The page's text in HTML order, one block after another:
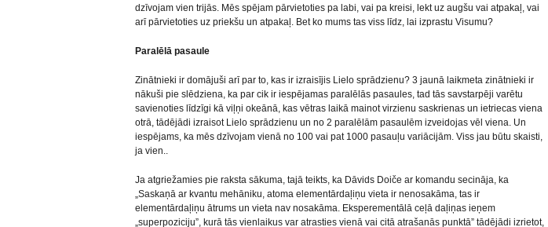
dzīvojam vien trijās. Mēs spējam pārvietoties pa labi, vai pa kreisi, lekt uz augšu vai atpakaļ, vai
arī pārvietoties uz priekšu un atpakaļ. Bet ko mums tas viss līdz, lai izprastu Visumu?
Paralēlā pasaule
Zinātnieki ir domājuši arī par to, kas ir izraisījis Lielo sprādzienu? 3 jaunā laikmeta zinātnieki ir
nākuši pie slēdziena, ka par cik ir iespējamas paralēlās pasaules, tad tās savstarpēji varētu
savienoties līdzīgi kā viļņi okeānā, kas vētras laikā mainot virzienu saskrienas un ietriecas viena
otrā, tādējādi izraisot Lielo sprādzienu un no 2 paralēlām pasaulēm izveidojas vēl viena. Un
iespējams, ka mēs dzīvojam vienā no 100 vai pat 1000 pasauļu variācijām. Viss jau būtu skaisti,
ja vien..
Ja atgriežamies pie raksta sākuma, tajā teikts, ka Dāvids Doiče ar komandu secināja, ka
„Saskaņā ar kvantu mehāniku, atoma elementārdaļiņu vieta ir nenosakāma, tas ir
elementārdaļiņu ātrums un vieta nav nosakāma. Eksperementālā ceļā daļiņas ieņem
„superpoziciju”, kurā tās vienlaikus var atrasties vienā vai citā atrašanās punktā” tādējādi izrietot,